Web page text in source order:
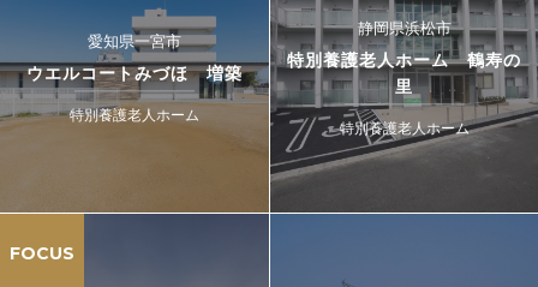
愛知県一宮市
ウエルコートみづほ 増築
特別養護老人ホーム
静岡県浜松市
特別養護老人ホーム 鶴寿の
里
特別養護老人ホーム
FOCUS